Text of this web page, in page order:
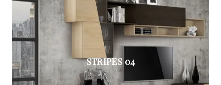
STRIPES 04